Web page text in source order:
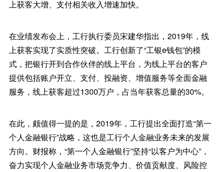
上获客大增、支付相关收入增速加快。
在业绩发布会上，工行执行委员宋建华指出，2019年，线
上获客实现了实质性突破。工行创新了“工银e钱包”的模
式，把银行开到合作伙伴的线上平台，为线上平台的客户
提供包括账户开立、支付、投融资、增值服务等全面金融
服务，线上获客超过1300万户，占当年获客总量的30%。
在此，颇值得一提的是，2019年，工行提出全面打造“第一
个人金融银行”战略，这也是工行个人金融业务未来的发展
方向。财报称，“第一个人金融银行”坚持“以客户为中心”，
奋力实现个人金融业务市场竞争力、价值贡献度、风险控